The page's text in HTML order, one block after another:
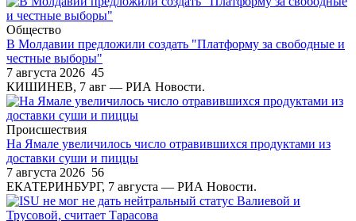
Общество
В Молдавии предложили создать "Платформу за свободные и
честные выборы"
7 августа 2026 45
КИШИНЕВ, 7 авг — РИА Новости.
Происшествия
На Ямале увеличилось число отравившихся продуктами из
доставки суши и пиццы
7 августа 2026 56
ЕКАТЕРИНБУРГ, 7 августа — РИА Новости.